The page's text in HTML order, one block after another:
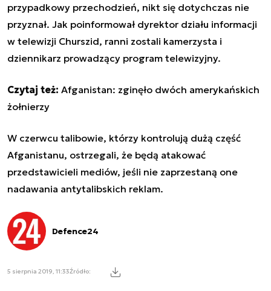
przypadkowy przechodzień, nikt się dotychczas nie
przyznał. Jak poinformował dyrektor działu informacji
w telewizji Churszid, ranni zostali kamerzysta i
dziennikarz prowadzący program telewizyjny.
Czytaj też: Afganistan: zginęło dwóch amerykańskich
żołnierzy
W czerwcu talibowie, którzy kontrolują dużą część
Afganistanu, ostrzegali, że będą atakować
przedstawicieli mediów, jeśli nie zaprzestaną one
nadawania antytalibskich reklam.
Defence24
5 sierpnia 2019, 11:33Źródło: